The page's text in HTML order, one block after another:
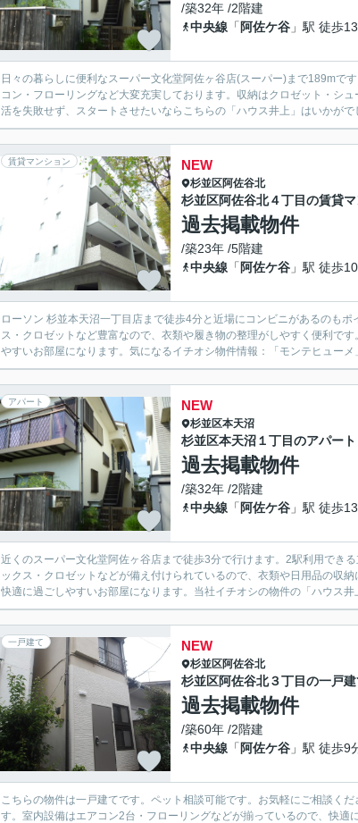
/築32年 /2階建
中央線 「 阿佐ケ谷 」駅 徒歩
日々の暮らしに便利なスーパー文化堂阿佐ヶ谷店(スーパー)まで189mで
コン・フローリングなど大変充実しております。収納はクロゼット・シ
活を失敗せず、スタートさせたいならこちらの「ハウス井上」はいかが
賃貸マンション NEW
杉並区阿佐谷北
杉並区阿佐谷北４丁目の賃貸
過去掲載物件
/築23年 /5階建
中央線 「 阿佐ケ谷 」駅 徒歩
ローソン 杉並本天沼一丁目店まで徒歩4分と近場にコンビニがあるのも
ス・クロゼットなど豊富なので、衣類や履き物の整理がしやすく便利で
やすいお部屋になります。気になるイチオシ物件情報：「モンテヒュー
アパート NEW
杉並区本天沼
杉並区本天沼１丁目のアパー
過去掲載物件
/築32年 /2階建
中央線 「 阿佐ケ谷 」駅 徒歩
近くのスーパー文化堂阿佐ヶ谷店まで徒歩3分で行けます。2駅利用でき
ックス・クロゼットなどが備え付けられているので、衣類や日用品の収
快適に過ごしやすいお部屋になります。当社イチオシの物件の「ハウス
一戸建て NEW
杉並区阿佐谷北
杉並区阿佐谷北３丁目の一戸
過去掲載物件
/築60年 /2階建
中央線 「 阿佐ケ谷 」駅 徒歩9
こちらの物件は一戸建てです。ペット相談可能です。お気軽にご相談く
す。室内設備はエアコン2台・フローリングなどが揃っているので、快